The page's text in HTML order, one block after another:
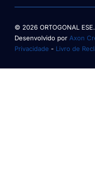
© 2026 ORTOGONAL
Desenvolvido por Axon
Privacidade - Livro de